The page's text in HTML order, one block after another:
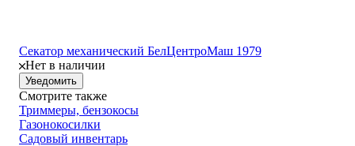
Секатор механический БелЦентроМаш 1979
Нет в наличии
Уведомить
Смотрите также
Триммеры, бензокосы
Газонокосилки
Садовый инвентарь